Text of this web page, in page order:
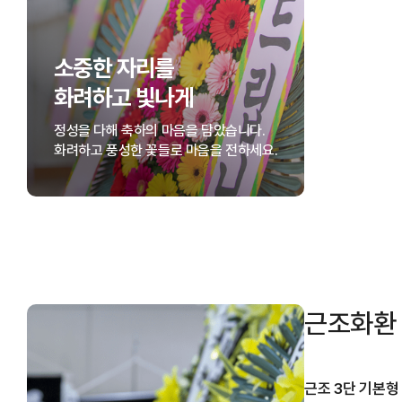
소중한 자리를
화려하고 빛나게
정성을 다해 축하의 마음을 담았습니다.
화려하고 풍성한 꽃들로 마음을 전하세요.
근조화환
근조 3단 기본형